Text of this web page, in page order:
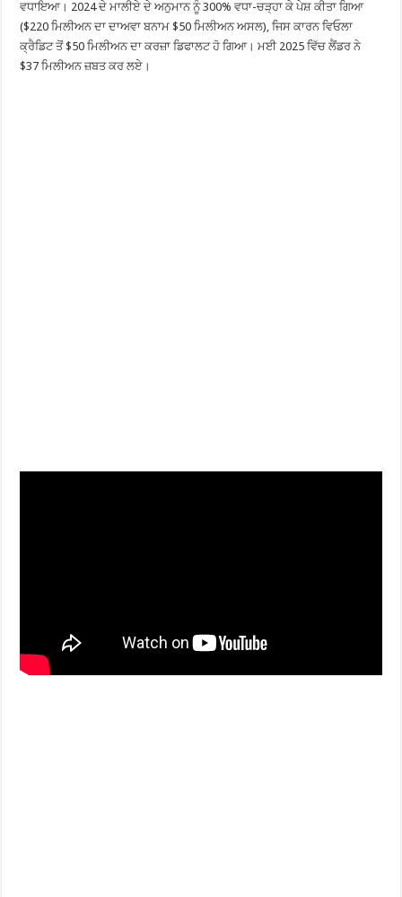
ਵਧਾਇਆ। 2024 ਦੇ ਮਾਲੀਏ ਦੇ ਅਨੁਮਾਨ ਨੂੰ 300% ਵਧਾ-ਚੜ੍ਹਾ ਕੇ ਪੇਸ਼ ਕੀਤਾ ਗਿਆ
($220 ਮਿਲੀਅਨ ਦਾ ਦਾਅਵਾ ਬਨਾਮ $50 ਮਿਲੀਅਨ ਅਸਲ), ਜਿਸ ਕਾਰਨ ਵਿਓਲਾ
ਕ੍ਰੈਡਿਟ ਤੋਂ $50 ਮਿਲੀਅਨ ਦਾ ਕਰਜ਼ਾ ਡਿਫਾਲਟ ਹੋ ਗਿਆ। ਮਈ 2025 ਵਿੱਚ ਲੈਂਡਰ ਨੇ
$37 ਮਿਲੀਅਨ ਜ਼ਬਤ ਕਰ ਲਏ।